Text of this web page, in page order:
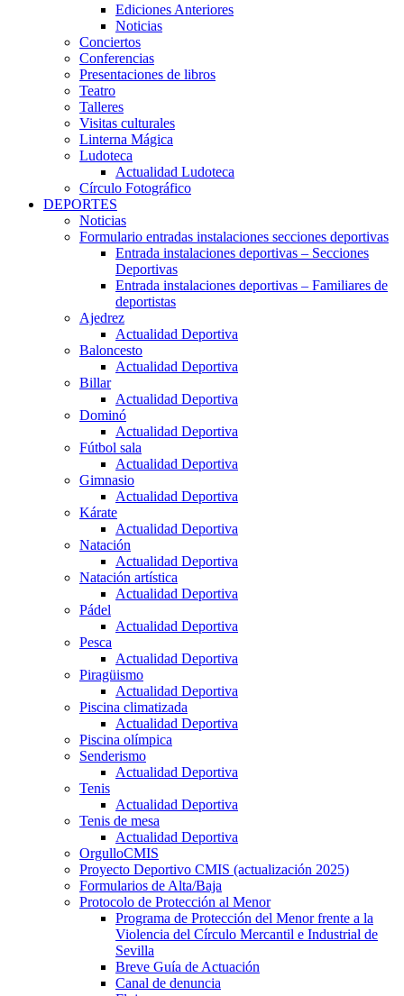
Ediciones Anteriores
Noticias
Conciertos
Conferencias
Presentaciones de libros
Teatro
Talleres
Visitas culturales
Linterna Mágica
Ludoteca
Actualidad Ludoteca
Círculo Fotográfico
DEPORTES
Noticias
Formulario entradas instalaciones secciones deportivas
Entrada instalaciones deportivas – Secciones
Deportivas
Entrada instalaciones deportivas – Familiares de
deportistas
Ajedrez
Actualidad Deportiva
Baloncesto
Actualidad Deportiva
Billar
Actualidad Deportiva
Dominó
Actualidad Deportiva
Fútbol sala
Actualidad Deportiva
Gimnasio
Actualidad Deportiva
Kárate
Actualidad Deportiva
Natación
Actualidad Deportiva
Natación artística
Actualidad Deportiva
Pádel
Actualidad Deportiva
Pesca
Actualidad Deportiva
Piragüismo
Actualidad Deportiva
Piscina climatizada
Actualidad Deportiva
Piscina olímpica
Senderismo
Actualidad Deportiva
Tenis
Actualidad Deportiva
Tenis de mesa
Actualidad Deportiva
OrgulloCMIS
Proyecto Deportivo CMIS (actualización 2025)
Formularios de Alta/Baja
Protocolo de Protección al Menor
Programa de Protección del Menor frente a la
Violencia del Círculo Mercantil e Industrial de
Sevilla
Breve Guía de Actuación
Canal de denuncia